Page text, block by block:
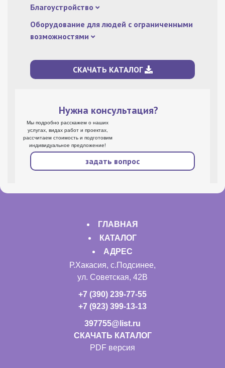
Благоустройство
Оборудование для людей с ограниченными
возможностями
СКАЧАТЬ КАТАЛОГ
Нужна консультация?
Мы подробно расскажем о наших
услугах, видах работ и проектах,
рассчитаем стоимость и подготовим
индивидуальное предложение!
задать вопрос
ГЛАВНАЯ
КАТАЛОГ
АДРЕС
Р.Хакасия, с.Подсинее,
ул. Советская, 42В
+7 (390) 239-77-55
+7 (923) 399-13-13
397755@list.ru
СКАЧАТЬ КАТАЛОГ
PDF версия